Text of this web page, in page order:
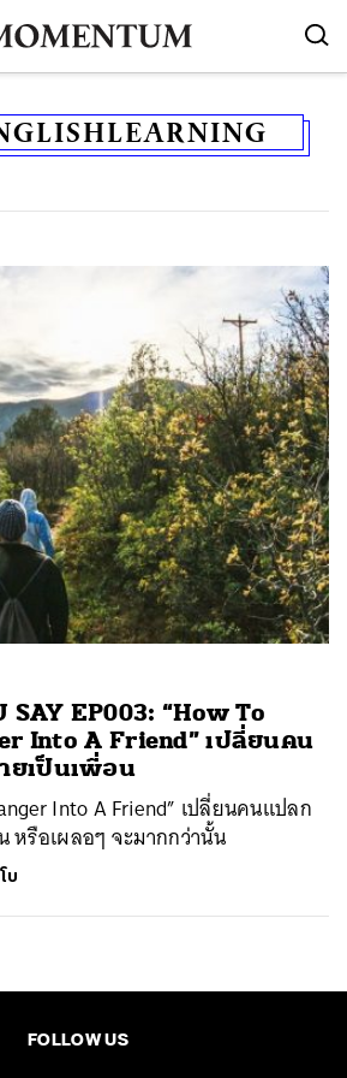
SAY EP003: “How To
Into A Friend” เปลี่ยนคน
ยเป็นเพื่อน
Into A Friend” เปลี่ยนคนแปลก
หรือเผลอๆ จะมากกว่านั้น
บ
FOLLOW US
TWEET LINE EMAIL